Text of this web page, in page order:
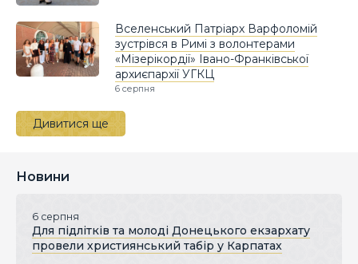
Вселенський Патріарх Варфоломій
зустрівся в Римі з волонтерами
«Мізерікордії» Івано-Франківської
архиєпархії УГКЦ
6 серпня
Дивитися ще
Новини
6 серпня
Для підлітків та молоді Донецького екзархату
провели християнський табір у Карпатах